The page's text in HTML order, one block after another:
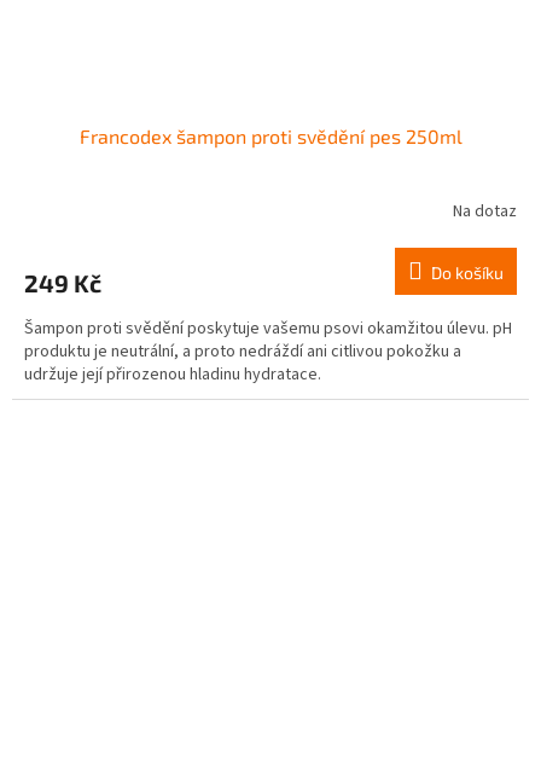
Francodex šampon proti svědění pes 250ml
Na dotaz
249 Kč Do košíku
Šampon proti svědění poskytuje vašemu psovi okamžitou úlevu. pH
produktu je neutrální, a proto nedráždí ani citlivou pokožku a
udržuje její přirozenou hladinu hydratace.